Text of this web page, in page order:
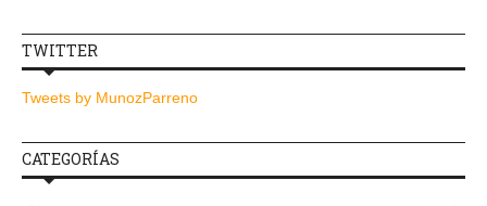
TWITTER
Tweets by MunozParreno
CATEGORÍAS